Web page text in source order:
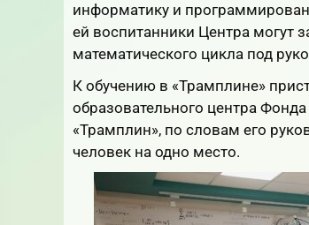
информатику и
ей воспитанники Центра могут
математического цикла под
К обучению в «Трамплине»
образовательного центра
«Трамплин», по словам его
человек на одно место.